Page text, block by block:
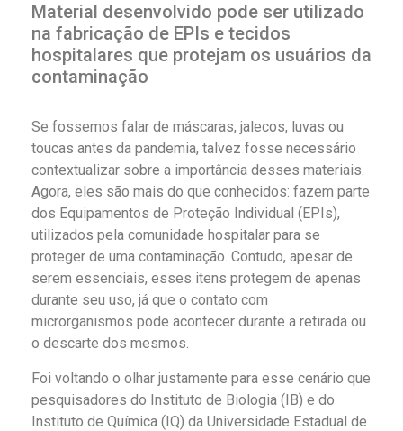
Material desenvolvido pode ser utilizado
na fabricação de EPIs e tecidos
hospitalares que protejam os usuários da
contaminação
Se fossemos falar de máscaras, jalecos, luvas ou
toucas antes da pandemia, talvez fosse necessário
contextualizar sobre a importância desses materiais.
Agora, eles são mais do que conhecidos: fazem parte
dos Equipamentos de Proteção Individual (EPIs),
utilizados pela comunidade hospitalar para se
proteger de uma contaminação. Contudo, apesar de
serem essenciais, esses itens protegem de apenas
durante seu uso, já que o contato com
microrganismos pode acontecer durante a retirada ou
o descarte dos mesmos.
Foi voltando o olhar justamente para esse cenário que
pesquisadores do Instituto de Biologia (IB) e do
Instituto de Química (IQ) da Universidade Estadual de